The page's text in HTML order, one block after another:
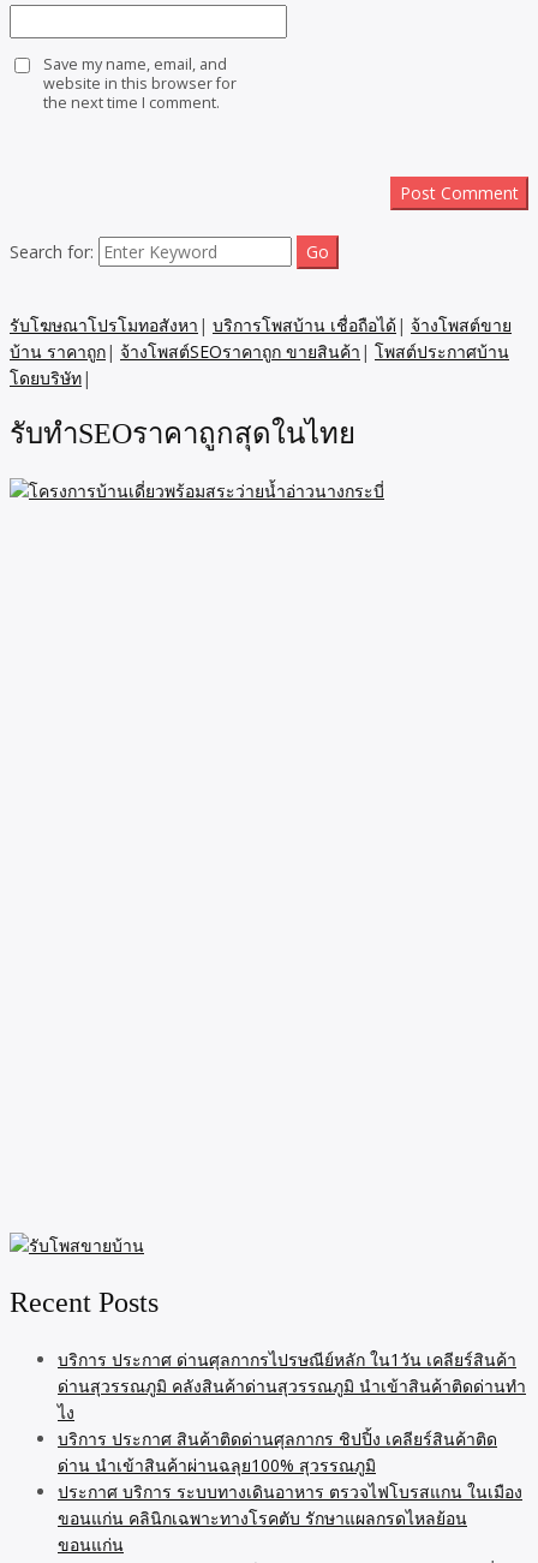
Save my name, email, and
website in this browser for
the next time I comment.
Search for:
รับโฆษณาโปรโมทอสังหา | บริการโพสบ้าน เชื่อถือได้| จ้างโพสต์ขาย
บ้าน ราคาถูก| จ้างโพสต์SEOราคาถูก ขายสินค้า | โพสต์ประกาศบ้าน
โดยบริษัท|
รับทำSEOราคาถูกสุดในไทย
Recent Posts
บริการ ประกาศ ด่านศุลกากรไปรษณีย์หลัก ใน1วัน เคลียร์สินค้า
ด่านสุวรรณภูมิ คลังสินค้าด่านสุวรรณภูมิ นำเข้าสินค้าติดด่านทำ
ไง
บริการ ประกาศ สินค้าติดด่านศุลกากร ชิปปิ้ง เคลียร์สินค้าติด
ด่าน นำเข้าสินค้าผ่านฉลุย100% สุวรรณภูมิ
ประกาศ บริการ ระบบทางเดินอาหาร ตรวจไฟโบรสแกน ในเมือง
ขอนแก่น คลินิกเฉพาะทางโรคตับ รักษาแผลกรดไหลย้อน
ขอนแก่น